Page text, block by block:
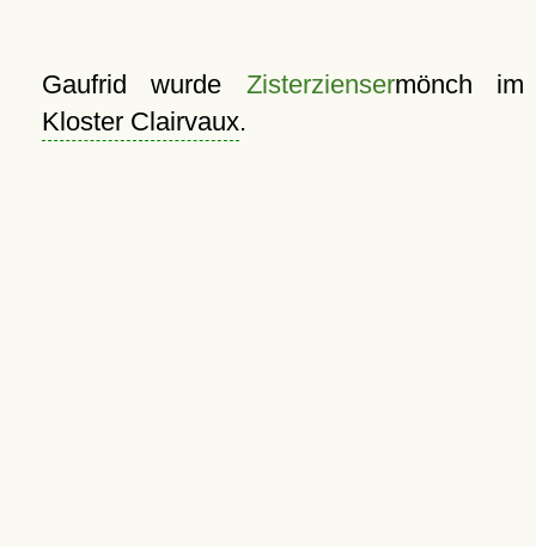
Gaufrid wurde Zisterziensermönch im
Kloster Clairvaux.